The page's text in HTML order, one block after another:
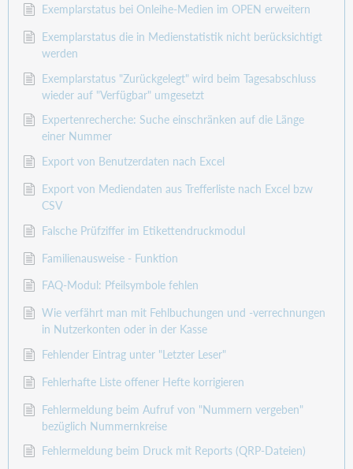
Exemplarstatus bei Onleihe-Medien im OPEN erweitern
Exemplarstatus die in Medienstatistik nicht berücksichtigt
werden
Exemplarstatus "Zurückgelegt" wird beim Tagesabschluss
wieder auf "Verfügbar" umgesetzt
Expertenrecherche: Suche einschränken auf die Länge
einer Nummer
Export von Benutzerdaten nach Excel
Export von Mediendaten aus Trefferliste nach Excel bzw
CSV
Falsche Prüfziffer im Etikettendruckmodul
Familienausweise - Funktion
FAQ-Modul: Pfeilsymbole fehlen
Wie verfährt man mit Fehlbuchungen und -verrechnungen
in Nutzerkonten oder in der Kasse
Fehlender Eintrag unter "Letzter Leser"
Fehlerhafte Liste offener Hefte korrigieren
Fehlermeldung beim Aufruf von "Nummern vergeben"
bezüglich Nummernkreise
Fehlermeldung beim Druck mit Reports (QRP-Dateien)